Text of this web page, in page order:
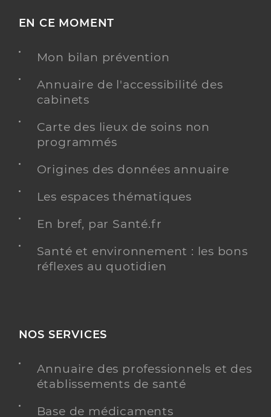
EN CE MOMENT
Mon bilan prévention
Annuaire de l'accessibilité des
cabinets
Carte des lieux de soins non
programmés
Origines des données annuaire
Les espaces thématiques
En bref, par Santé.fr
Santé et environnement : les bons
réflexes au quotidien
NOS SERVICES
Annuaire des professionnels et des
établissements de santé
Base de médicaments